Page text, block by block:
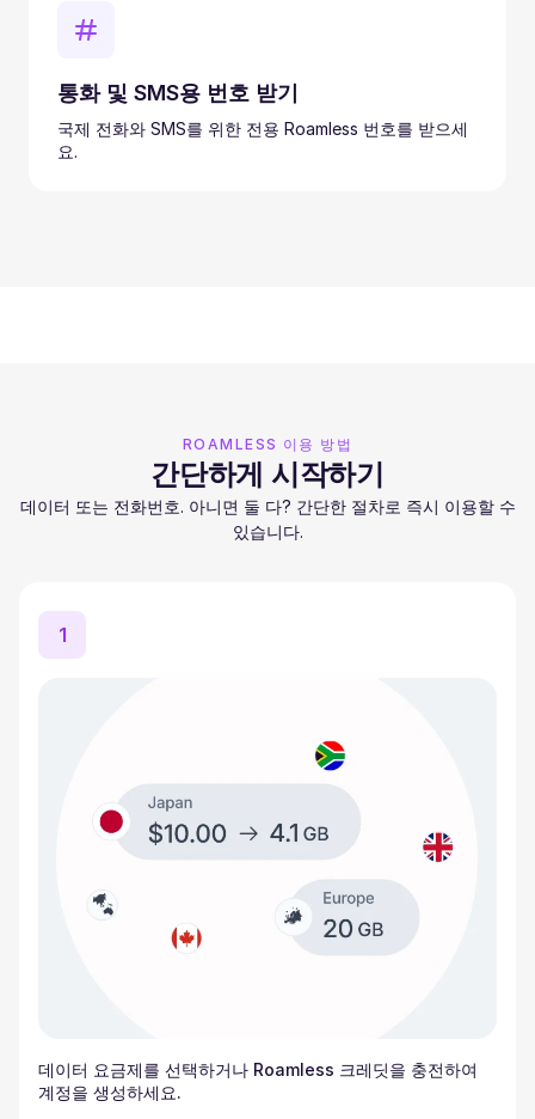
통화 및 SMS용 번호 받기
국제 전화와 SMS를 위한 전용 Roamless 번호를 받으세
요.
ROAMLESS 이용 방법
간단하게 시작하기
데이터 또는 전화번호. 아니면 둘 다? 간단한 절차로 즉시 이용할 수
있습니다.
1
데이터 요금제를 선택하거나 Roamless 크레딧을 충전하여
계정을 생성하세요.